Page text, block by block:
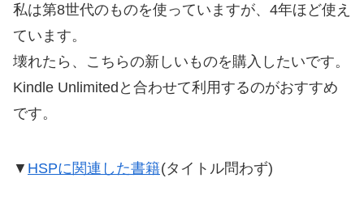
私は第8世代のものを使っていますが、4年ほど使え
ています。
壊れたら、こちらの新しいものを購入したいです。
Kindle Unlimitedと合わせて利用するのがおすすめ
です。
▼ HSPに関連した書籍(タイトル問わず)